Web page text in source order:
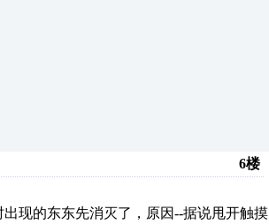
6楼
现的东东先消灭了，原因--据说甩开触摸